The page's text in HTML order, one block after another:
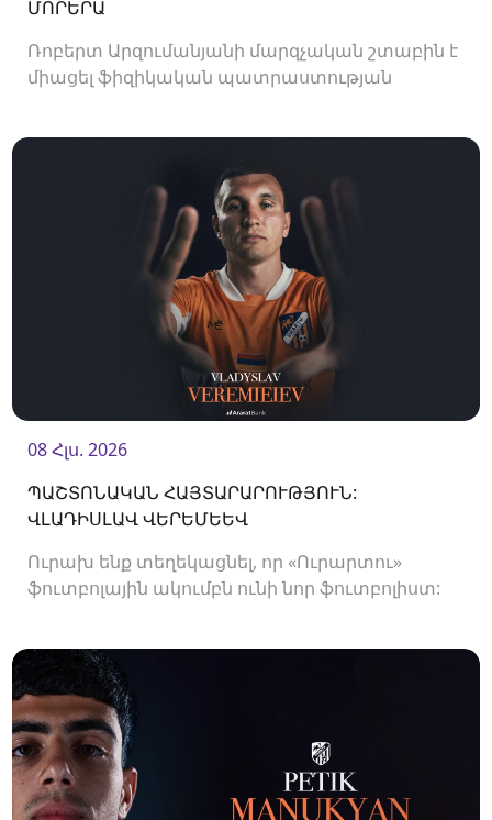
ՄՈՐԵՐԱ
Ռոբերտ Արզումանյանի մարզչական շտաբին է
միացել ֆիզիկական պատրաստության
08 Հլս. 2026
ՊԱՇՏՈՆԱԿԱՆ ՀԱՅՏԱՐԱՐՈՒԹՅՈՒՆ:
ՎԼԱԴԻՍԼԱՎ ՎԵՐԵՄԵԵՎ
Ուրախ ենք տեղեկացնել, որ «Ուրարտու»
ֆուտբոլային ակումբն ունի նոր ֆուտբոլիստ: